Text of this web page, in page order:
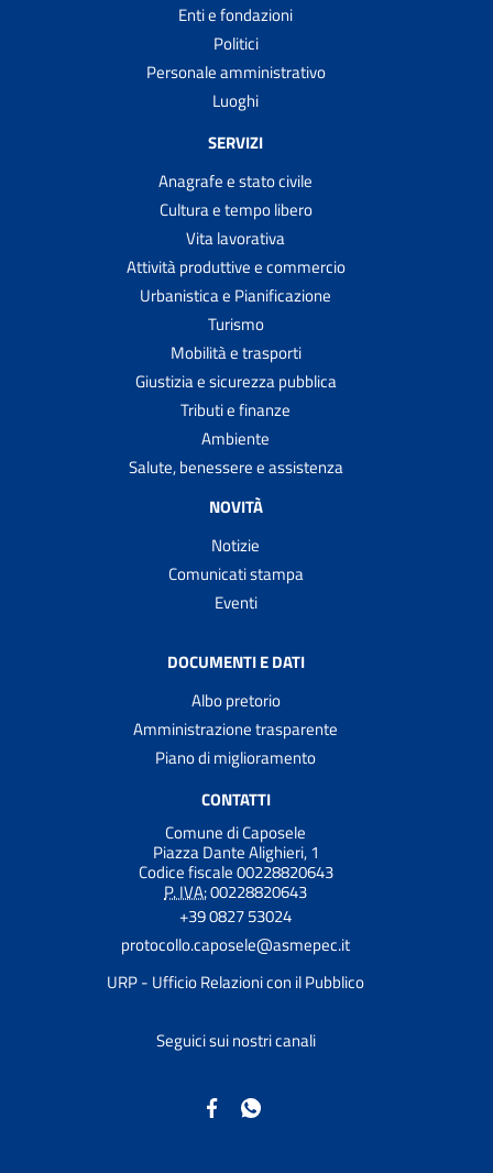
Enti e fondazioni
Politici
Personale amministrativo
Luoghi
SERVIZI
Anagrafe e stato civile
Cultura e tempo libero
Vita lavorativa
Attività produttive e commercio
Urbanistica e Pianificazione
Turismo
Mobilità e trasporti
Giustizia e sicurezza pubblica
Tributi e finanze
Ambiente
Salute, benessere e assistenza
NOVITÀ
Notizie
Comunicati stampa
Eventi
DOCUMENTI E DATI
Albo pretorio
Amministrazione trasparente
Piano di miglioramento
CONTATTI
Comune di Caposele
Piazza Dante Alighieri, 1
Codice fiscale 00228820643
P. IVA:00228820643
+39 0827 53024
protocollo.caposele@asmepec.it
URP - Ufficio Relazioni con il Pubblico
Seguici sui nostri canali